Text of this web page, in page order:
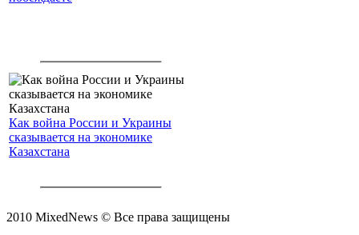
Как война России и Украины
сказывается на экономике
Казахстана
2010 MixedNews © Все права защищены